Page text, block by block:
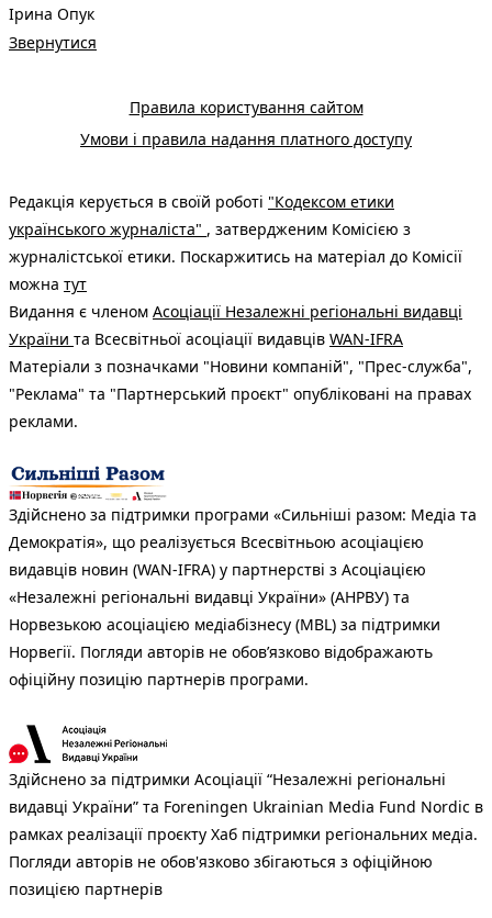
Ірина Опук
Звернутися
Правила користування сайтом
Умови і правила надання платного доступу
Редакція керується в своїй роботі "Кодексом етики
українського журналіста" , затвердженим Комісією з
журналістської етики. Поскаржитись на матеріал до Комісії
можна тут
Видання є членом Асоціації Незалежні регіональні видавці
України та Всесвітньої асоціації видавців WAN-IFRA
Матеріали з позначками "Новини компаній", "Прес-служба",
"Реклама" та "Партнерський проєкт" опубліковані на правах
реклами.
Здійснено за підтримки програми «Сильніші разом: Медіа та
Демократія», що реалізується Всесвітньою асоціацією
видавців новин (WAN-IFRA) у партнерстві з Асоціацією
«Незалежні регіональні видавці України» (АНРВУ) та
Норвезькою асоціацією медіабізнесу (MBL) за підтримки
Норвегії. Погляди авторів не обов’язково відображають
офіційну позицію партнерів програми.
Здійснено за підтримки Асоціації “Незалежні регіональні
видавці України” та Foreningen Ukrainian Media Fund Nordic в
рамках реалізації проєкту Хаб підтримки регіональних медіа.
Погляди авторів не обов'язково збігаються з офіційною
позицією партнерів